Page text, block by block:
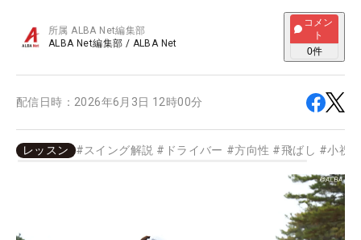
所属ALBA Net編集部
ALBA Net編集部 / ALBA Net
コメン
ト
0件
配信日時： 2026年6月3日 12時00分
レッスン #スイング解説 # ドライバー #方向性 #飛ばし #小祝